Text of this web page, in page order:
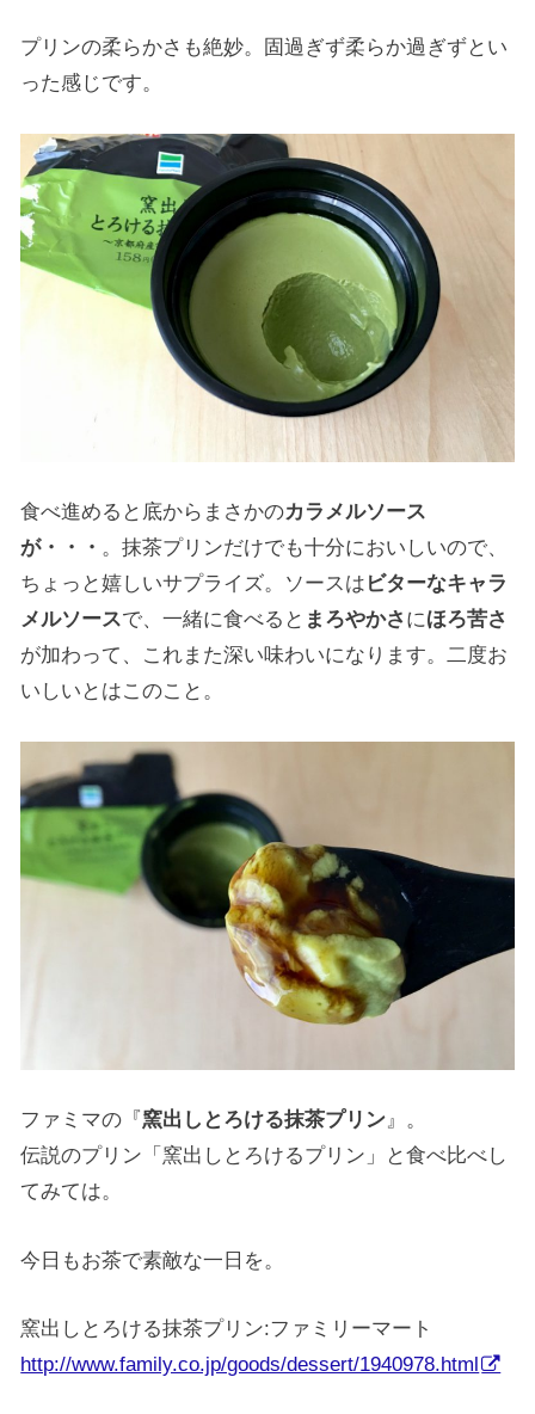
プリンの柔らかさも絶妙。固過ぎず柔らか過ぎずとい
った感じです。
食べ進めると底からまさかのカラメルソース
が・・・ 。抹茶プリンだけでも十分においしいので、
ちょっと嬉しいサプライズ。ソースは ビターなキャラ
メルソースで、一緒に食べると まろやかさにほろ苦さ
が加わって、これまた深い味わいになります。二度お
いしいとはこのこと。
ファミマの『窯出しとろける抹茶プリン』。
伝説のプリン「窯出しとろけるプリン」と食べ比べし
てみては。
今日もお茶で素敵な一日を。
窯出しとろける抹茶プリン:ファミリーマート
http://www.family.co.jp/goods/dessert/1940978.html